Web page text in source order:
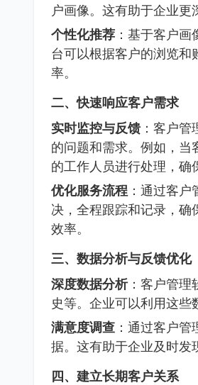
户画像。这有助于企业更
个性化推荐 ：基于客户
台可以根据客户的浏览和
率。
二、快速响应客户需求
实时监控与反馈：客户管
的问题和需求。例如，当
的工作人员进行处理，确
优化服务流程 ：通过客
决，全程跟踪和记录，确
效率。
三、数据分析与反馈优化
深度数据分析：客户管理
史等。企业可以利用这些
满意度调查 ：通过客户
据。这有助于企业及时发
四、建立长期客户关系